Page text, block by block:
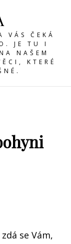
VÁS ČEKÁ
JE TU I
NAŠEM
KTERÉ
se Vám,